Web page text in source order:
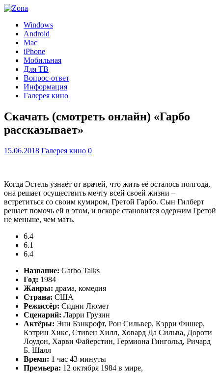
Windows
Android
Mac
iPhone
Мобильная
Для ТВ
Вопрос-ответ
Информация
Галерея кино
Скачать (смотреть онлайн) «Гарбо
рассказывает»
15.06.2018 Галерея кино 0
Когда Эстель узнаёт от врачей, что жить её осталось полгода,
она решает осуществить мечту всей своей жизни –
встретиться со своим кумиром, Гретой Гарбо. Сын Гилберт
решает помочь ей в этом, и вскоре становится одержим Гретой
не меньше, чем мать.
6.4
6.1
6.4
Название: Garbo Talks
Год: 1984
Жанры: драма, комедия
Страна: США
Режиссёр: Сидни Люмет
Сценарий: Ларри Грузин
Актёры: Энн Бэнкрофт, Рон Сильвер, Кэрри Фишер,
Кэтрин Хикс, Стивен Хилл, Ховард Да Сильва, Дороти
Лоудон, Харви Файерстин, Гермиона Гингольд, Ричард
Б. Шалл
Время: 1 час 43 минуты
Премьера: 12 октября 1984 в мире,